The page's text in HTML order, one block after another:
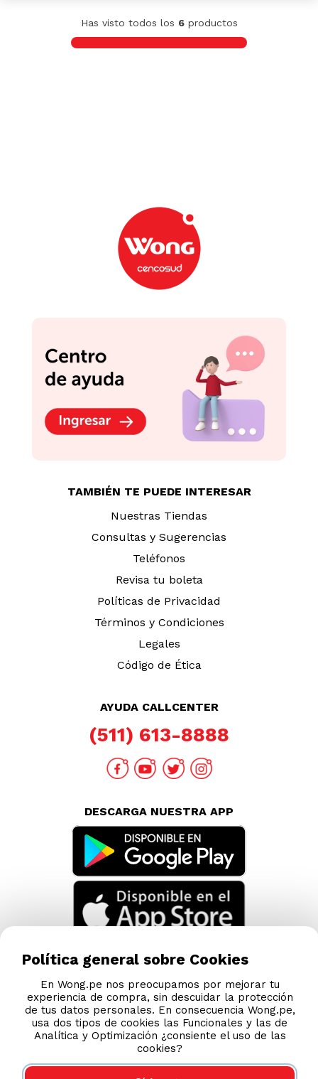
Has visto todos los 6productos
TAMBIÉN TE PUEDE INTERESAR
Nuestras Tiendas
Consultas y Sugerencias
Teléfonos
Revisa tu boleta
Políticas de Privacidad
Términos y Condiciones
Legales
Código de Ética
AYUDA CALLCENTER
(511) 613-8888
DESCARGA NUESTRA APP
Política general sobre Cookies
En Wong.pe nos preocupamos por mejorar tu
experiencia de compra, sin descuidar la protección
de tus datos personales. En consecuencia Wong.pe,
usa dos tipos de cookies las Funcionales y las de
Analítica y Optimización ¿consiente el uso de las
cookies?